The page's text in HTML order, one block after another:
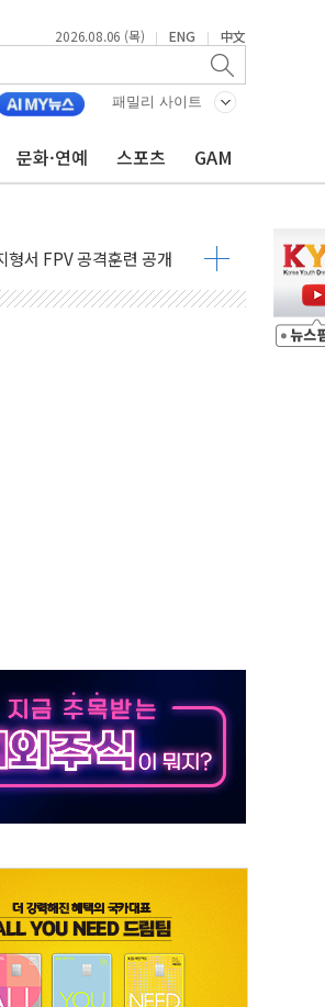
2026.08.06 (목) | ENG | 中文
패밀리 사이트
문화·연예 스포츠 GAM
짐
합니다.
경제통계조사
찰 영향"
금 4억3200만원
준 '부적합'
대리 신청 가능
배신 사과 안 해"